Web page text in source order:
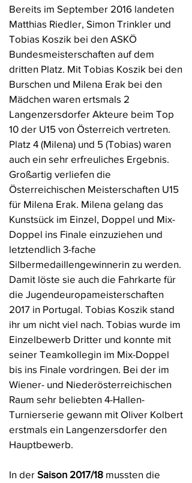
Bereits im September 2016 landeten
Matthias Riedler, Simon Trinkler und
Tobias Koszik bei den ASKÖ
Bundesmeisterschaften auf dem
dritten Platz. Mit Tobias Koszik bei den
Burschen und Milena Erak bei den
Mädchen waren ertsmals 2
Langenzersdorfer Akteure beim Top
10 der U15 von Österreich vertreten.
Platz 4 (Milena) und 5 (Tobias) waren
auch ein sehr erfreuliches Ergebnis.
Großartig verliefen die
Österreichischen Meisterschaften U15
für Milena Erak. Milena gelang das
Kunstsück im Einzel, Doppel und Mix-
Doppel ins Finale einzuziehen und
letztendlich 3-fache
Silbermedaillengewinnerin zu werden.
Damit löste sie auch die Fahrkarte für
die Jugendeuropameisterschaften
2017 in Portugal. Tobias Koszik stand
ihr um nicht viel nach. Tobias wurde im
Einzelbewerb Dritter und konnte mit
seiner Teamkollegin im Mix-Doppel
bis ins Finale vordringen. Bei der im
Wiener- und Niederösterreichischen
Raum sehr beliebten 4-Hallen-
Turnierserie gewann mit Oliver Kolbert
erstmals ein Langenzersdorfer den
Hauptbewerb.
In der Saison 2017/18 mussten die